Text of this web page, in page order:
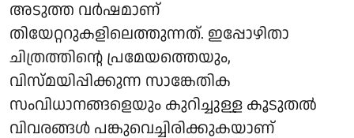
അടുത്ത വർഷമാണ്
തിയേറ്ററുകളിലെത്തുന്നത്. ഇപ്പോഴിതാ
ചിത്രത്തിന്റെ പ്രമേയത്തെയും,
വിസ്മയിപ്പിക്കുന്ന സാങ്കേതിക
സംവിധാനങ്ങളെയും കുറിച്ചുള്ള കൂടുതൽ
വിവരങ്ങൾ പങ്കുവെച്ചിരിക്കുകയാണ്